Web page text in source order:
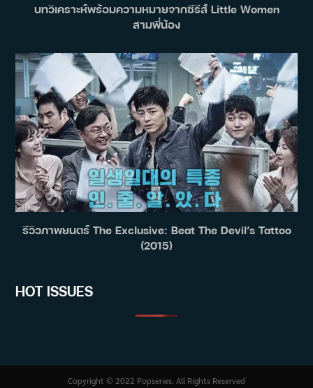
บทวิเคราะห์พร้อมความหมายจากซีรีส์ Little Women
สามพี่น้อง
รีวิวภาพยนตร์ The Exclusive: Beat The Devil’s Tattoo
(2015)
HOT ISSUES
Copyright © 2022 Popseries. All Rights Reserved